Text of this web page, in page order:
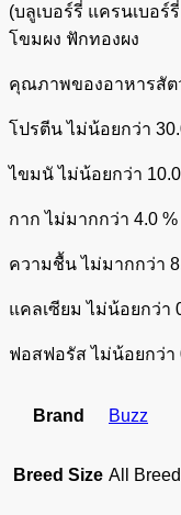
(บลูเบอร์รี่ แครนเบอร์
โขมผง ฟักทองผง
คุณภาพของอาหารสัต
โปรตีน ไม่น้อยกว่า
ไขมนั ไม่น้อยกว่า
กาก ไม่มากกว่า 4.0 %
ความชื้น ไม่มากกว่า
แคลเซียม ไม่น้อยกว่า
ฟอสฟอรัส ไม่น้อยกว่า
Brand Buzz
Breed Size All